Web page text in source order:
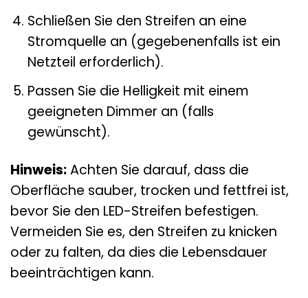
Schließen Sie den Streifen an eine
Stromquelle an (gegebenenfalls ist ein
Netzteil erforderlich).
Passen Sie die Helligkeit mit einem
geeigneten Dimmer an (falls
gewünscht).
Hinweis:Achten Sie darauf, dass die
Oberfläche sauber, trocken und fettfrei ist,
bevor Sie den LED-Streifen befestigen.
Vermeiden Sie es, den Streifen zu knicken
oder zu falten, da dies die Lebensdauer
beeinträchtigen kann.